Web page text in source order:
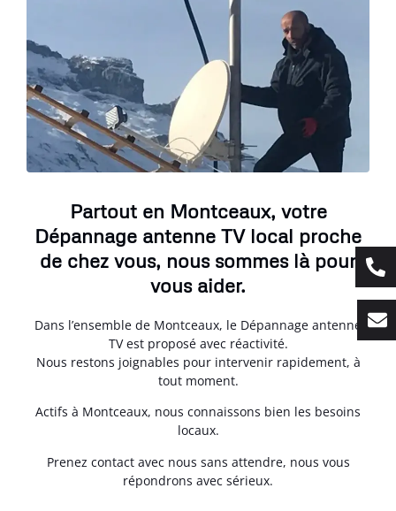
Partout en Montceaux, votre
Dépannage antenne TV local proche
de chez vous, nous sommes là pour
vous aider.
Dans l’ensemble de Montceaux, le Dépannage antenne
TV est proposé avec réactivité.
Nous restons joignables pour intervenir rapidement, à
tout moment.
Actifs à Montceaux, nous connaissons bien les besoins
locaux.
Prenez contact avec nous sans attendre, nous vous
répondrons avec sérieux.